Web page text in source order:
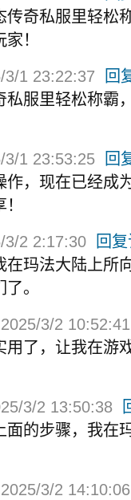
传奇私服里轻松
！
3/1 23:22:37
回
私服里轻松称霸
3/1 23:53:25
回
作，现在已经成
3/2 2:17:30
回
在玛法大陆上所
。
3/2
用了，让我在游
3/2 13:50:38
面的步骤，我在
3/2